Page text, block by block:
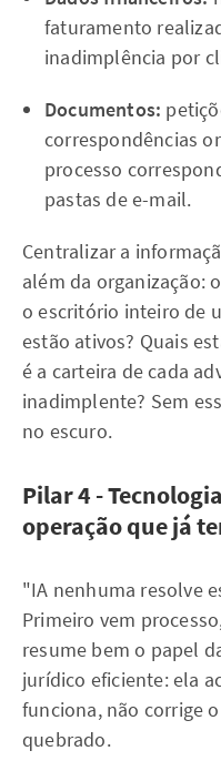
faturamento
inadimplência por
Documentos:
correspondências
processo
pastas de e-mail.
Centralizar a
além da organização:
o escritório inteiro de
estão ativos? Quais
é a carteira de cada
inadimplente? Sem
no escuro.
Pilar 4 -
operação que já
"IA nenhuma resolve
Primeiro vem
resume bem o papel
jurídico eficiente: ela
funciona, não corrige
quebrado.